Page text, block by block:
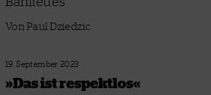
Von Paul Dziedzic
19. September 2023
»Das ist respektlos«